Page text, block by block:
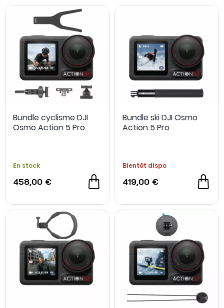
Bundle cyclisme DJI
Osmo Action 5 Pro
En stock
458,00 €
Bundle ski DJI Osmo
Action 5 Pro
Bientôt dispo
419,00 €